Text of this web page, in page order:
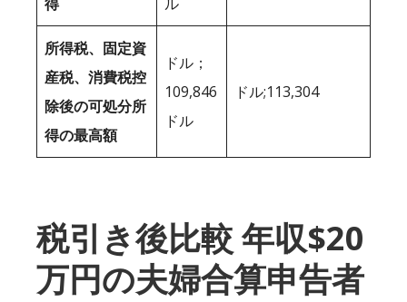
所得税、固定資
産税、消費税控
除後の可処分所
得の最高額
ドル；
109,846
ドル
ドル;113,304
税引き後比較 年収$20
万円の夫婦合算申告者